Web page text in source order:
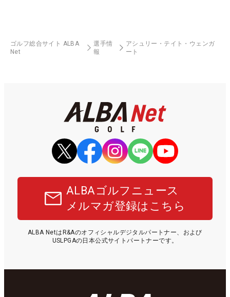
ゴルフ総合サイト ALBA
Net
選手情
報
アシュリー・テイト・ウェンガ
ート
ALBAゴルフニュース
メルマガ登録はこちら
ALBA NetはR&Aのオフィシャルデジタルパートナー、および
USLPGAの日本公式サイトパートナーです。